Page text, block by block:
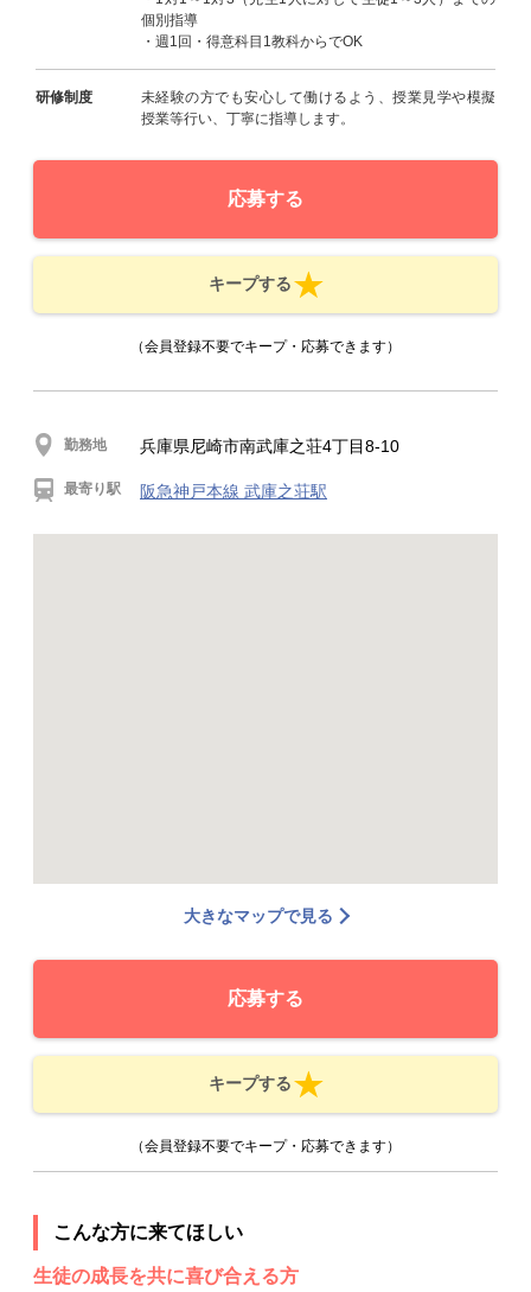
個別指導
・週1回・得意科目1教科からでOK
研修制度
未経験の方でも安心して働けるよう、授業見学や模擬
授業等行い、丁寧に指導します。
応募する
キープする
（会員登録不要でキープ・応募できます）
勤務地 兵庫県尼崎市南武庫之荘4丁目8-10
最寄り駅 阪急神戸本線 武庫之荘駅
大きなマップで見る
応募する
キープする
（会員登録不要でキープ・応募できます）
こんな方に来てほしい
生徒の成長を共に喜び合える方